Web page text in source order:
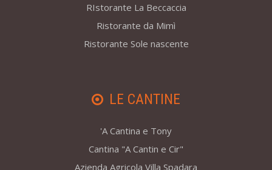
RIstorante La Beccaccia
Ristorante da Mimì
Ristorante Sole nascente
LE CANTINE
'A Cantina e Tony
Cantina "A Cantin e Cir"
Azienda Agricola Villa Spadara